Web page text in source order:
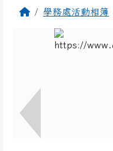
回首頁學務處活動相簿